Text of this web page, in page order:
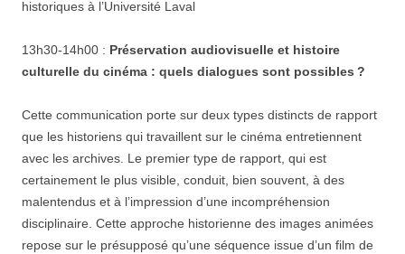
historiques à l’Université Laval
13h30-14h00 : Préservation audiovisuelle et histoire
culturelle du cinéma : quels dialogues sont possibles ?
Cette communication porte sur deux types distincts de rapport
que les historiens qui travaillent sur le cinéma entretiennent
avec les archives. Le premier type de rapport, qui est
certainement le plus visible, conduit, bien souvent, à des
malentendus et à l’impression d’une incompréhension
disciplinaire. Cette approche historienne des images animées
repose sur le présupposé qu’une séquence issue d’un film de